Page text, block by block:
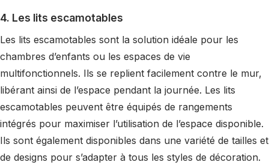
4. Les lits escamotables
Les lits escamotables sont la solution idéale pour les
chambres d’enfants ou les espaces de vie
multifonctionnels. Ils se replient facilement contre le mur,
libérant ainsi de l’espace pendant la journée. Les lits
escamotables peuvent être équipés de rangements
intégrés pour maximiser l’utilisation de l’espace disponible.
Ils sont également disponibles dans une variété de tailles et
de designs pour s’adapter à tous les styles de décoration.